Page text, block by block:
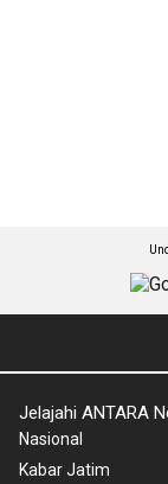
Jelajahi ANTARA
Nasional
Kabar Jatim